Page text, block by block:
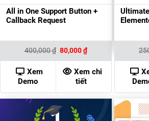
All in One Support Button +
Callback Request
400,000₫ Giá
gốc
là:
400,000 ₫.
80,000₫Giá
hiện
tại
là:
80,000 ₫.
Xem
Demo
Xem chi
tiết